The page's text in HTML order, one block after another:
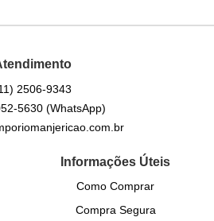
2506-9343
5630(WhatsApp)
Informações Úteis
Como Comprar
Compra Segura